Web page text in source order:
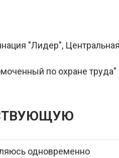
"Лидер",
по охране труда"
одновременно